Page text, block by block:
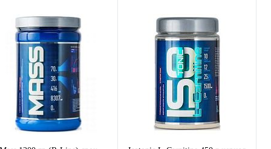
Уведомить о поступлении
в 1 клик
Сравнение
избранное
Недоступно
клубника шоколад
банан
Запросить цену
Купить в 1 клик
Сравнение
В избранное
Недоступно
ваниль банан